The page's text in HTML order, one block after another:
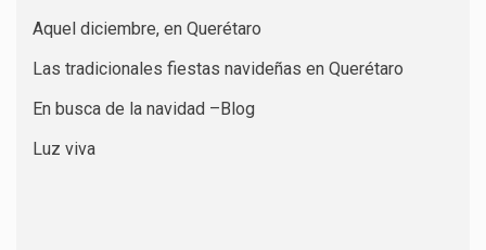
Aquel diciembre, en Querétaro
Las tradicionales fiestas navideñas en Querétaro
En busca de la navidad –Blog
Luz viva